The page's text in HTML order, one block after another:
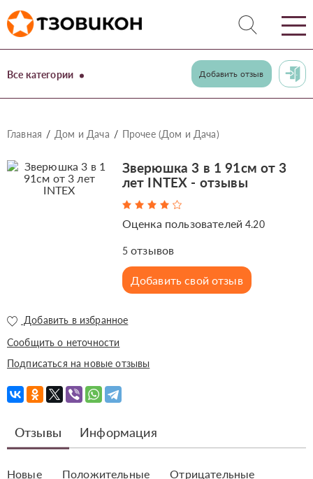
Все категории Добавить отзыв
Главная Дом и Дача Прочее (Дом и Дача)
Зверюшка 3 в 1 91см от 3
лет INTEX - отзывы
Оценка пользователей4.20
5отзывов
Добавить свой отзыв
Добавить в избранное
Сообщить о неточности
Подписаться на новые отзывы
Отзывы Информация
Новые Положительные Отрицательные